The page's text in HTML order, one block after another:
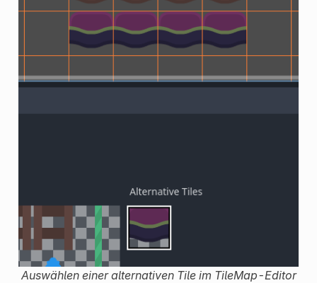
Auswählen einer alternativen Tile im TileMap-Editor